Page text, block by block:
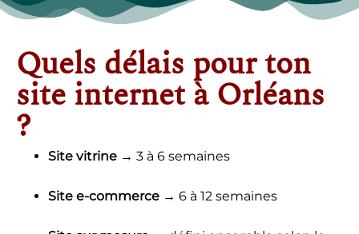
Quels délais pour ton
site internet à Orléans
?